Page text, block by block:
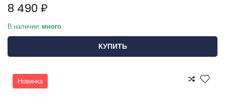
8 490 ₽
В наличии: много
КУПИТЬ
Новинка